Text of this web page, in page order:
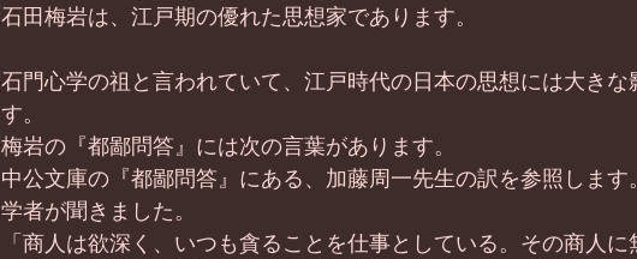
石田梅岩は、江戸期の優れた思想家であります。
石門心学の祖と言われていて、江戸時代の日本の思想には大きな
す。
梅岩の『都鄙問答』には次の言葉があります。
中公文庫の『都鄙問答』にある、加藤周一先生の訳を参照します。
学者が聞きました。
「商人は欲深く、いつも貪ることを仕事としている。その商人